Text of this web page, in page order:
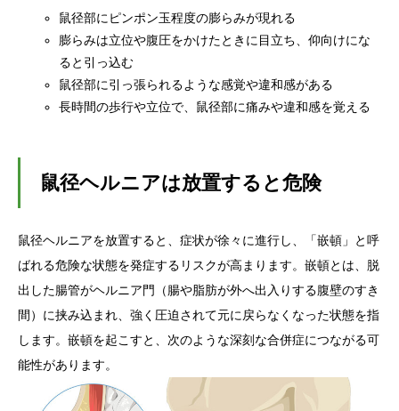
鼠径部にピンポン玉程度の膨らみが現れる
膨らみは立位や腹圧をかけたときに目立ち、仰向けにな
ると引っ込む
鼠径部に引っ張られるような感覚や違和感がある
長時間の歩行や立位で、鼠径部に痛みや違和感を覚える
鼠径ヘルニアは放置すると危険
鼠径ヘルニアを放置すると、症状が徐々に進行し、「嵌頓」と呼
ばれる危険な状態を発症するリスクが高まります。嵌頓とは、脱
出した腸管がヘルニア門（腸や脂肪が外へ出入りする腹壁のすき
間）に挟み込まれ、強く圧迫されて元に戻らなくなった状態を指
します。嵌頓を起こすと、次のような深刻な合併症につながる可
能性があります。